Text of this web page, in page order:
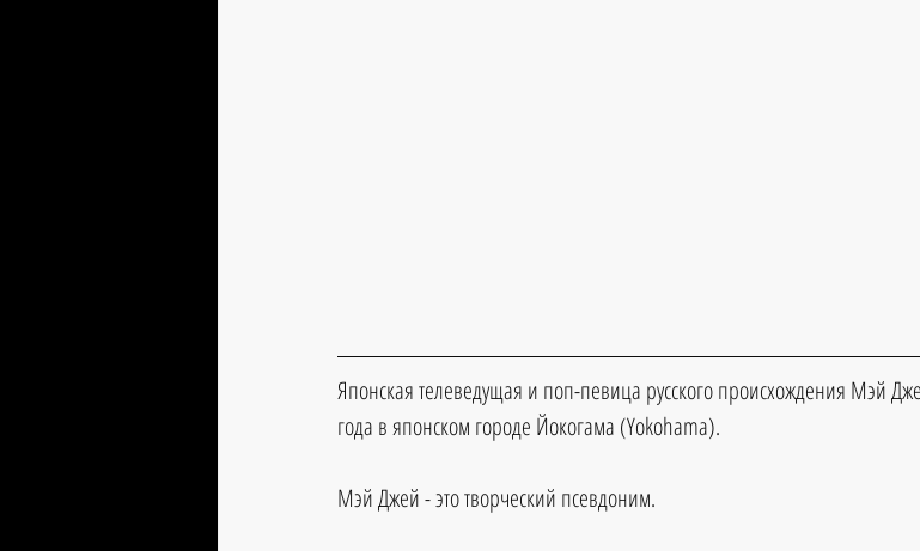
Японская телеведущая и поп-певица русского происхождения Мэй
года в японском городе Йокогама (Yokohama).
Мэй Джей - это творческий псевдоним.